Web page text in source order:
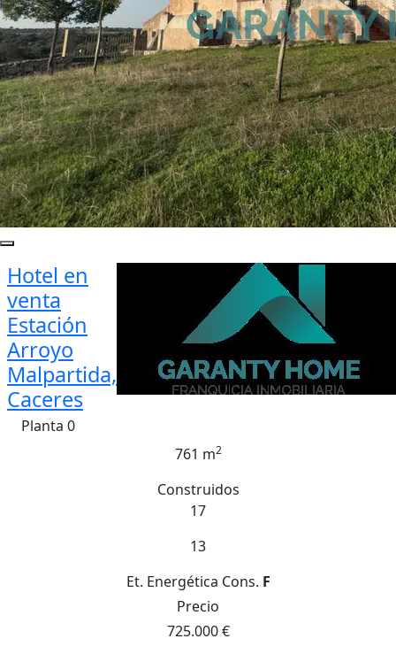
Hotel en
venta
Estación
Arroyo
Malpartida,
Caceres
Planta 0
761 m2
Construidos
17
13
Et. Energética Cons. F
Precio
725.000 €